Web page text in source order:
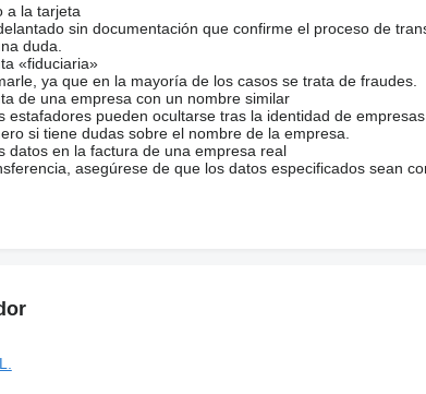
a la tarjeta
sin documentación que confirme el proceso de
duda.
«fiduciaria»
ya que en la mayoría de los casos se trata de fraudes.
de una empresa con un nombre similar
estafadores pueden ocultarse tras la identidad de
si tiene dudas sobre el nombre de la empresa.
datos en la factura de una empresa real
asegúrese de que los datos especificados sean